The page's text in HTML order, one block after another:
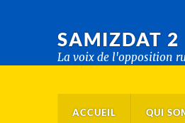
SAMIZDAT 2
La voix de l'opposition
ACCUEIL QUI